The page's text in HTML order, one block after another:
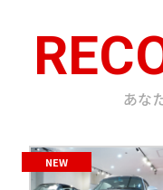
あな
NEW